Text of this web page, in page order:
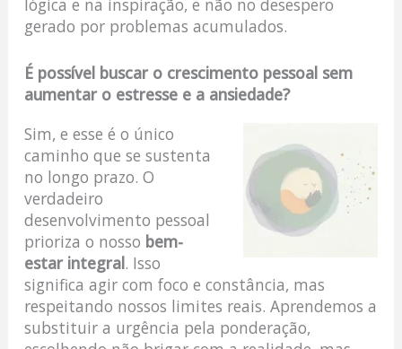
lógica e na inspiração, e não no desespero
gerado por problemas acumulados.
É possível buscar o crescimento pessoal sem
aumentar o estresse e a ansiedade?
Sim, e esse é o único
caminho que se sustenta
no longo prazo. O
verdadeiro
desenvolvimento pessoal
prioriza o nosso bem-
estar integral. Isso
significa agir com foco e constância, mas
respeitando nossos limites reais. Aprendemos a
substituir a urgência pela ponderação,